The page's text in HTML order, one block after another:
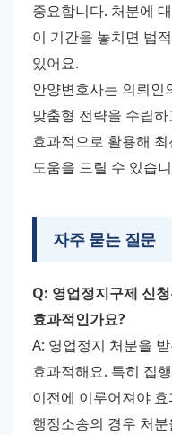
중요합니다. 처분에
이 기간을 놓치면 법
있어요.
안양변호사는 의뢰인
맞춤형 전략을 수립
효과적으로 활용해
도움을 드릴 수 있습
자주 묻는 질문
Q: 영업정지구제 신
효과적인가요?
A: 영업정지 처분을
효과적해요. 특히 집
이전에 이루어져야
행정소송의 경우 처